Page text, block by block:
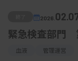
2026.
緊急検査部門
血液 管理運営